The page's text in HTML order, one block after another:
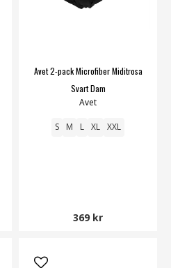
Avet 2-pack Microfiber Miditrosa
Svart Dam
Avet
S M L XL XXL
369 kr